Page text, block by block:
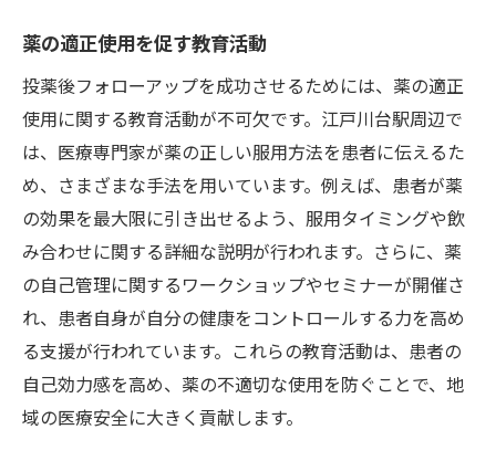
薬の適正使用を促す教育活動
投薬後フォローアップを成功させるためには、薬の適正
使用に関する教育活動が不可欠です。江戸川台駅周辺で
は、医療専門家が薬の正しい服用方法を患者に伝えるた
め、さまざまな手法を用いています。例えば、患者が薬
の効果を最大限に引き出せるよう、服用タイミングや飲
み合わせに関する詳細な説明が行われます。さらに、薬
の自己管理に関するワークショップやセミナーが開催さ
れ、患者自身が自分の健康をコントロールする力を高め
る支援が行われています。これらの教育活動は、患者の
自己効力感を高め、薬の不適切な使用を防ぐことで、地
域の医療安全に大きく貢献します。